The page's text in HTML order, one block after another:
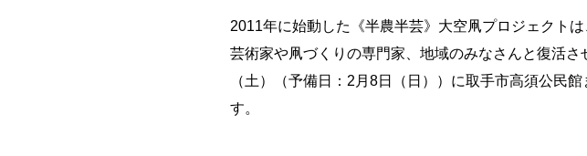
2011年に始動した《半農半芸》大空凧プロジェクト
芸術家や凧づくりの専門家、地域のみなさんと復活
（土）（予備日：2月8日（日））に取手市高須公民
す。